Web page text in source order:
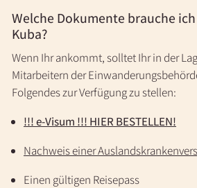
Welche Dokumente brauche
Kuba?
Wenn Ihr ankommt, solltet Ihr in der
Mitarbeitern der
Folgendes zur Verfügung zu stellen:
!!!e-Visum !!! HIER BESTELLEN!
Nachweis einer
Einen gültigen Reisepass